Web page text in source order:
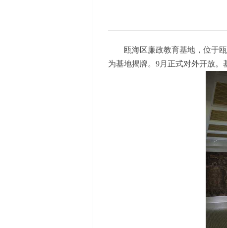
瓯海区廉政教育基地，位于
为基地揭牌。9月正式对外开放。